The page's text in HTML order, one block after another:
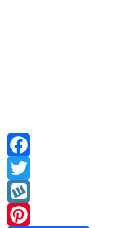
Facebook
Twitter
Wykop